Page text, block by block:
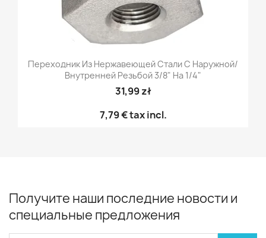
Переходник Из Нержавеющей Стали С Наружной/
Внутренней Резьбой 3/8" На 1/4"
31,99 zł
7,79 €tax incl.
Получите наши последние новости и
специальные предложения